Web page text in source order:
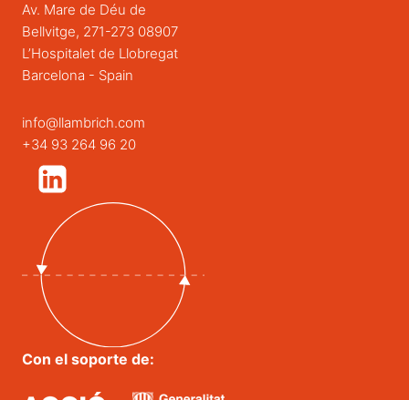
Av. Mare de Déu de
Bellvitge, 271-273 08907
L’Hospitalet de Llobregat
Barcelona - Spain
info@llambrich.com
+34 93 264 96 20
Con el soporte de: